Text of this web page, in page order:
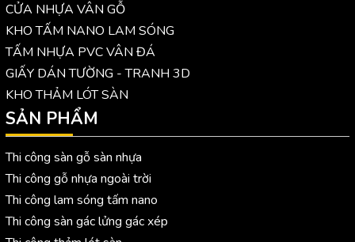
CỬA NHỰA VÂN GỖ
KHO TẤM NANO LAM SÓNG
TẤM NHỰA PVC VÂN ĐÁ
GIẤY DÁN TƯỜNG - TRANH 3D
KHO THẢM LÓT SÀN
SẢN PHẨM
Thi công sàn gỗ sàn nhựa
Thi công gỗ nhựa ngoài trời
Thi công lam sóng tấm nano
Thi công sàn gác lửng gác xép